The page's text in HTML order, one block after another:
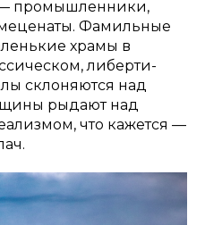
— промышленники,
Фамильные
храмы в
либерти-
склоняются над
рыдают над
что кажется —